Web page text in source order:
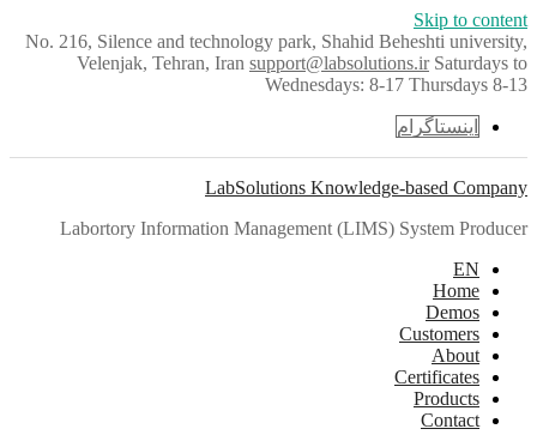
Skip to content
No. 216, Silence and technology park, Shahid Beheshti university,
Velenjak, Tehran, Iran support@labsolutions.ir Saturdays to
Wednesdays: 8-17 Thursdays 8-13
اینستاگرام
LabSolutions Knowledge-based Company
Labortory Information Management (LIMS) System Producer
EN
Home
Demos
Customers
About
Certificates
Products
Contact